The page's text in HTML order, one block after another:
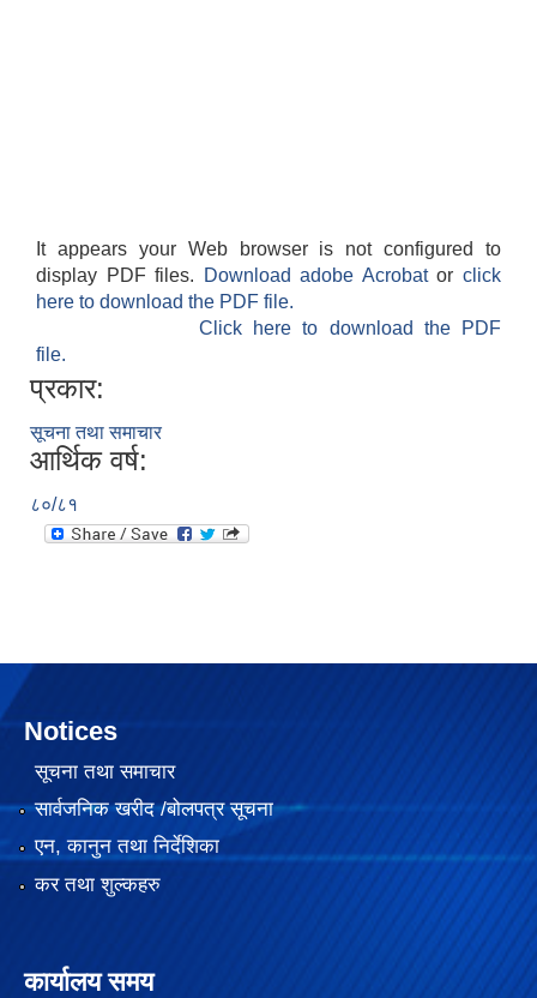
It appears your Web browser is not configured to
display PDF files.
Download adobe Acrobatorclick
here to download the PDF file.
Click here to download the PDF
file.
प्रकार:
सूचना तथा समाचार
आर्थिक वर्ष:
८०/८१
Notices
सूचना तथा समाचार
सार्वजनिक खरीद /बोलपत्र सूचना
एन, कानुन तथा निर्देशिका
कर तथा शुल्कहरु
कार्यालय समय